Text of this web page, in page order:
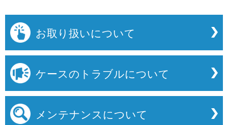
お取り扱いについて
ケースのトラブルについて
メンテナンスについて